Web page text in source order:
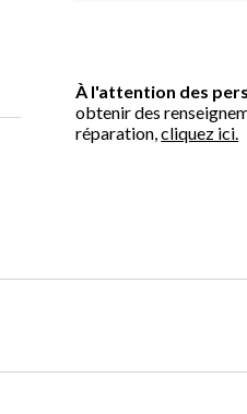
À l'attention des
obtenir des
réparation,cliquez ici.